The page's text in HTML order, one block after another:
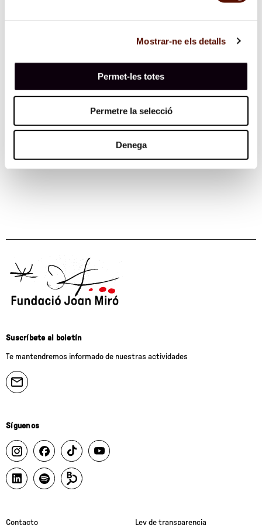
Mostrar-ne els detalls
Permet-les totes
Permetre la selecció
Denega
en los campos de la literatura, el teatro, las artes
visuales, la arquitectura, etc.
Suscríbete al boletín
Te mantendremos informado de nuestras actividades
Síguenos
Contacto Ley de transparencia